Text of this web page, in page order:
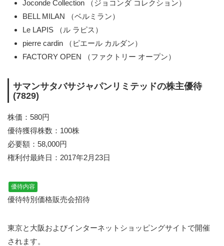
Joconde Collection （ジョコンダ コレクション）
BELL MILAN （ベルミラン）
Le LAPIS （ル ラピス）
pierre cardin （ピエール カルダン）
FACTORY OPEN （ファクトリー オープン）
サマンサタバサジャパンリミテッドの株主優待
(7829)
株価：580円
優待獲得株数：100株
必要額：58,000円
権利付最終日：2017年2月23日
優待内容
優待特別価格販売会招待
東京と大阪およびインターネットショッピングサイトで開催
されます。